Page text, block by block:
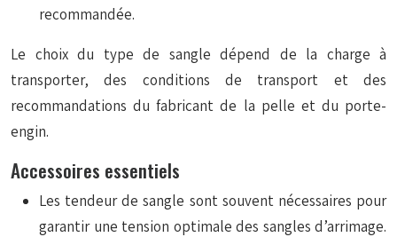
recommandée.
Le choix du type de sangle dépend de la charge à
transporter, des conditions de transport et des
recommandations du fabricant de la pelle et du porte-
engin.
Accessoires essentiels
Les tendeur de sangle sont souvent nécessaires pour
garantir une tension optimale des sangles d’arrimage.